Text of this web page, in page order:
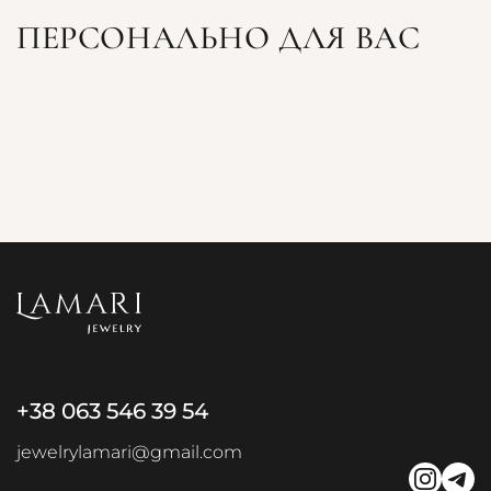
ПЕРСОНАЛЬНО ДЛЯ ВАС
+38 063 546 39 54
jewelrylamari@gmail.com